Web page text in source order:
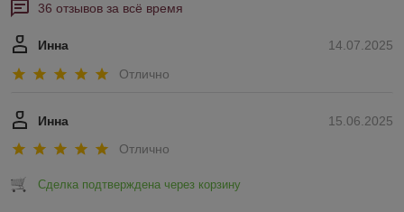
36 отзывов за всё время
14.07.2025
Инна
Отлично
15.06.2025
Инна
Отлично
Сделка подтверждена через корзину